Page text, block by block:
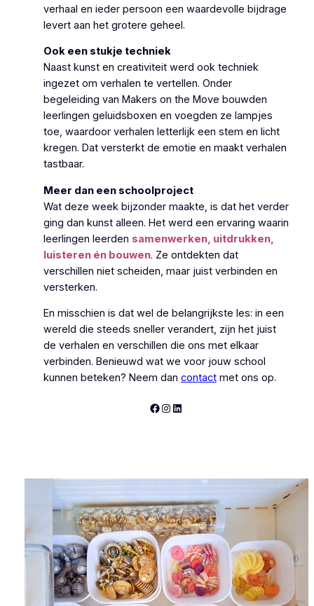
verhaal en ieder persoon een waardevolle bijdrage
levert aan het grotere geheel.
Ook een stukje techniek
Naast kunst en creativiteit werd ook techniek
ingezet om verhalen te vertellen. Onder
begeleiding van Makers on the Move bouwden
leerlingen geluidsboxen en voegden ze lampjes
toe, waardoor verhalen letterlijk een stem en licht
kregen. Dat versterkt de emotie en maakt verhalen
tastbaar.
Meer dan een schoolproject
Wat deze week bijzonder maakte, is dat het verder
ging dan kunst alleen. Het werd een ervaring waarin
leerlingen leerden samenwerken, uitdrukken,
luisteren én bouwen. Ze ontdekten dat
verschillen niet scheiden, maar juist verbinden en
versterken.
En misschien is dat wel de belangrijkste les: in een
wereld die steeds sneller verandert, zijn het juist
de verhalen en verschillen die ons met elkaar
verbinden. Benieuwd wat we voor jouw school
kunnen beteken? Neem dan contactmet ons op.
Facebook
Instagram
LinkedIn